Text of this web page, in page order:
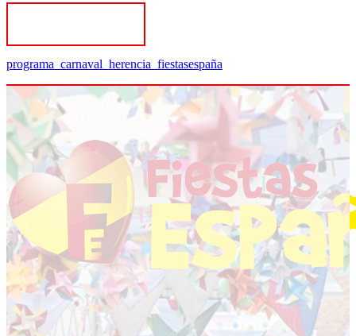
programa_carnaval_herencia_fiestasespaña